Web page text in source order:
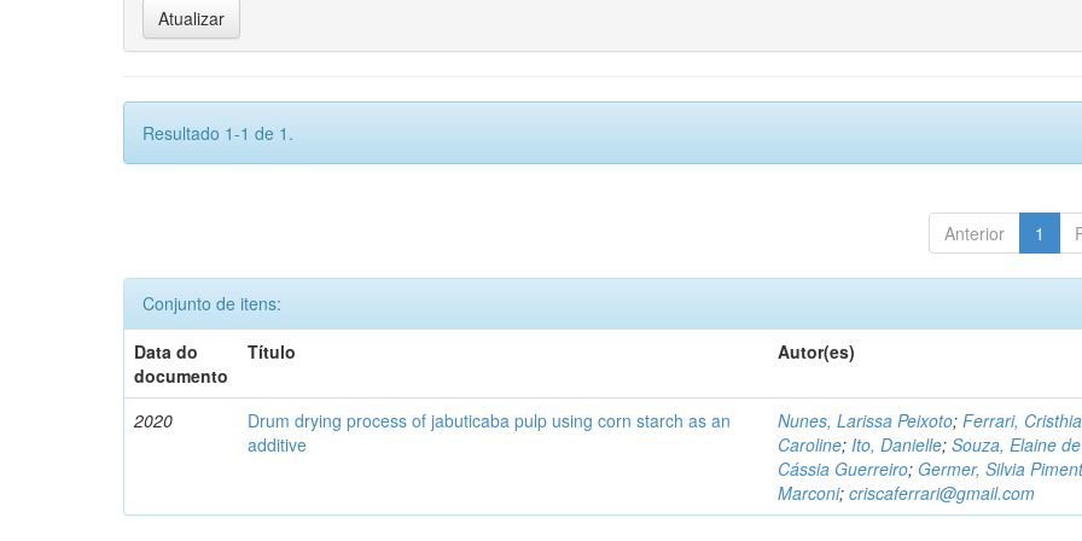
Resultado 1-1 de 1.
Anterior 1
Conjunto de itens:
Data do
documento
Título Autor(es)
2020
Drum drying process of jabuticaba pulp using corn starch as an
additive
Nunes, Larissa Peixoto;Ferrari,
Caroline;Ito, Danielle;Souza, Elaine de
Cássia Guerreiro; Germer, Silvia
Marconi;criscaferrari@gmail.com